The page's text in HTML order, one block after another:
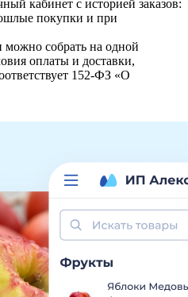
кабинет с историей заказов:
покупки и при
собрать на одной
оплаты и доставки,
152-ФЗ «О